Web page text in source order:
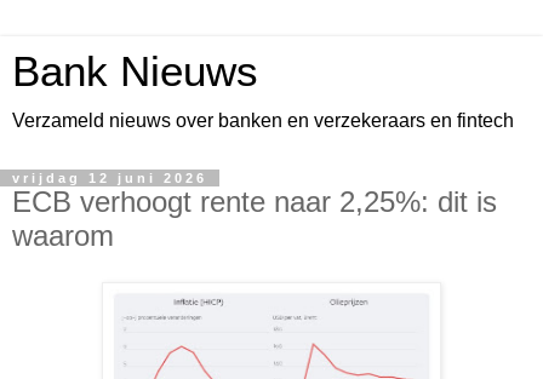
Bank Nieuws
Verzameld nieuws over banken en verzekeraars en fintech
vrijdag 12 juni 2026
ECB verhoogt rente naar 2,25%: dit is
waarom